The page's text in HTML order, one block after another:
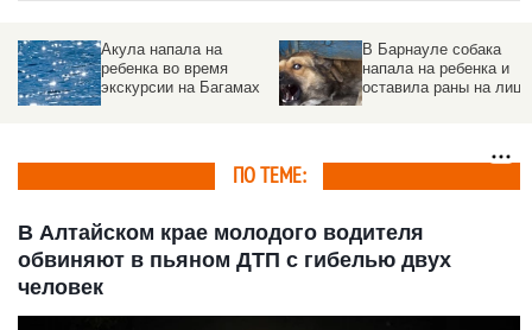
Акула напала на
ребенка во время
экскурсии на Багамах
В Барнауле собака
напала на ребенка и
оставила раны на лице
ПО ТЕМЕ:
В Алтайском крае молодого водителя
обвиняют в пьяном ДТП с гибелью двух
человек